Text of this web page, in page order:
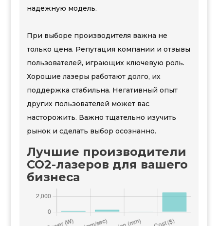
надежную модель.
При выборе производителя важна не
только цена. Репутация компании и отзывы
пользователей, играющих ключевую роль.
Хорошие лазеры работают долго, их
поддержка стабильна. Негативный опыт
других пользователей может вас
насторожить. Важно тщательно изучить
рынок и сделать выбор осознанно.
Лучшие производители
CO2-лазеров для вашего
бизнеса